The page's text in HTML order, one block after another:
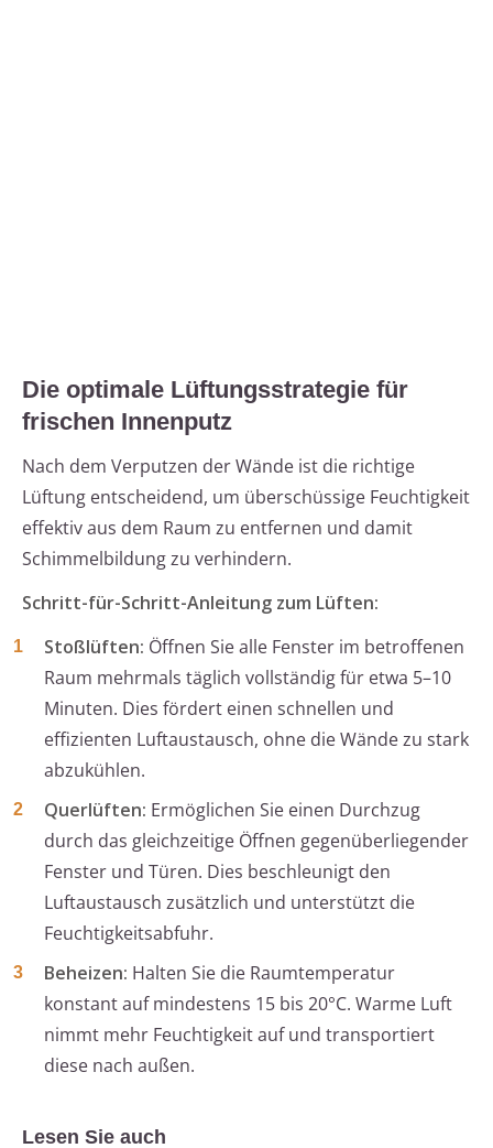
Die optimale Lüftungsstrategie für
frischen Innenputz
Nach dem Verputzen der Wände ist die richtige
Lüftung entscheidend, um überschüssige Feuchtigkeit
effektiv aus dem Raum zu entfernen und damit
Schimmelbildung zu verhindern.
Schritt-für-Schritt-Anleitung zum Lüften:
Stoßlüften: Öffnen Sie alle Fenster im betroffenen
Raum mehrmals täglich vollständig für etwa 5–10
Minuten. Dies fördert einen schnellen und
effizienten Luftaustausch, ohne die Wände zu stark
abzukühlen.
Querlüften: Ermöglichen Sie einen Durchzug
durch das gleichzeitige Öffnen gegenüberliegender
Fenster und Türen. Dies beschleunigt den
Luftaustausch zusätzlich und unterstützt die
Feuchtigkeitsabfuhr.
Beheizen: Halten Sie die Raumtemperatur
konstant auf mindestens 15 bis 20°C. Warme Luft
nimmt mehr Feuchtigkeit auf und transportiert
diese nach außen.
Lesen Sie auch